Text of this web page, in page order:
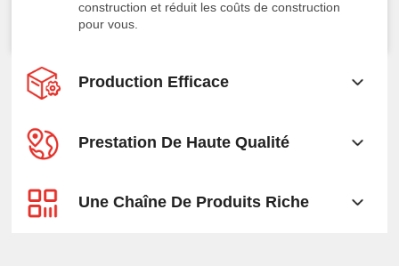
construction et réduit les coûts de construction
pour vous.
Production Efficace
Prestation De Haute Qualité
Une Chaîne De Produits Riche